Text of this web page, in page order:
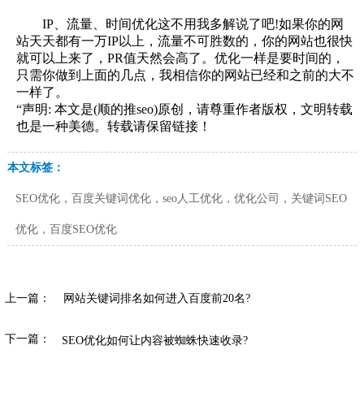
IP、流量、时间优化这不用我多解说了吧!如果你的网
站天天都有一万IP以上，流量不可胜数的，你的网站也很快
就可以上来了，PR值天然会高了。优化一样是要时间的，
只需你做到上面的几点，我相信你的网站已经和之前的大不
一样了。
“声明: 本文是(顺的推seo)原创，请尊重作者版权，文明转载
也是一种美德。转载请保留链接！
本文标签：
SEO优化，百度关键词优化，seo人工优化，优化公司，关键词SEO
优化，百度SEO优化
上一篇： 网站关键词排名如何进入百度前20名?
下一篇： SEO优化如何让内容被蜘蛛快速收录?